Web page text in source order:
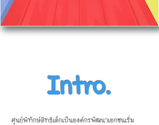
Intro.
ศูนย์พิทักษ์สิทธิเด็กเป็นองค์กรพัฒนาเอกชนเริ่ม